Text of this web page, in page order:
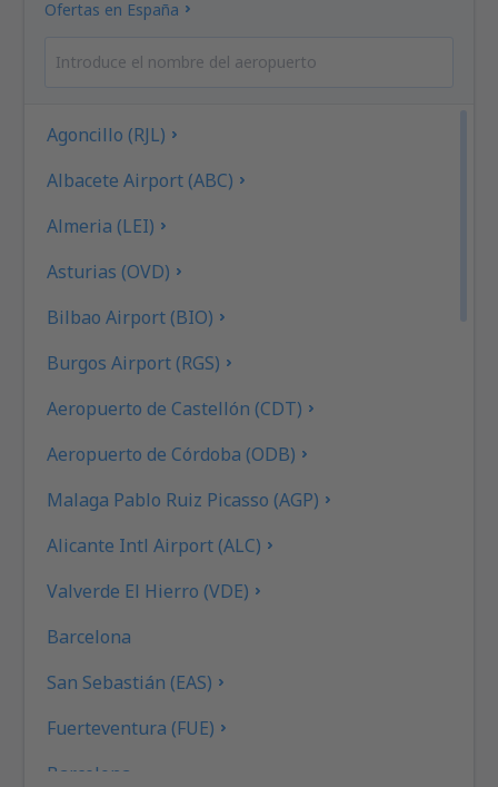
Ofertas en España
Agoncillo (RJL)
Albacete Airport (ABC)
Almeria (LEI)
Asturias (OVD)
Bilbao Airport (BIO)
Burgos Airport (RGS)
Aeropuerto de Castellón (CDT)
Aeropuerto de Córdoba (ODB)
Malaga Pablo Ruiz Picasso (AGP)
Alicante Intl Airport (ALC)
Valverde El Hierro (VDE)
Barcelona
San Sebastián (EAS)
Fuerteventura (FUE)
Barcelona